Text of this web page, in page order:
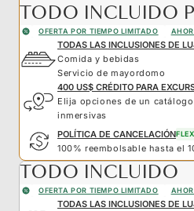
TODO INCLUIDO
OFERTA POR TIEMPO LIMITADO
TODAS LAS INCLUSIONES DE
Comida y bebidas
Servicio de mayordomo
400 US$ CRÉDITO PARA
Elija opciones de un
inmersivas
POLÍTICA DE CANCELACIÓN
100% reembolsable hasta el
TODO INCLUIDO
OFERTA POR TIEMPO LIMITADO
TODAS LAS INCLUSIONES DE